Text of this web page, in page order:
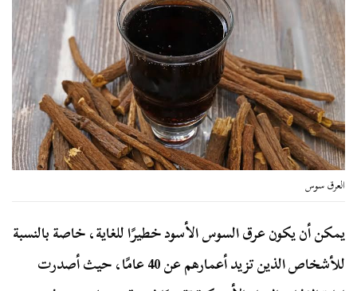
العرق سوس
يمكن أن يكون عرق السوس الأسود خطيرًا للغاية، خاصة بالنسبة
للأشخاص الذين تزيد أعمارهم عن 40 عامًا، حيث أصدرت